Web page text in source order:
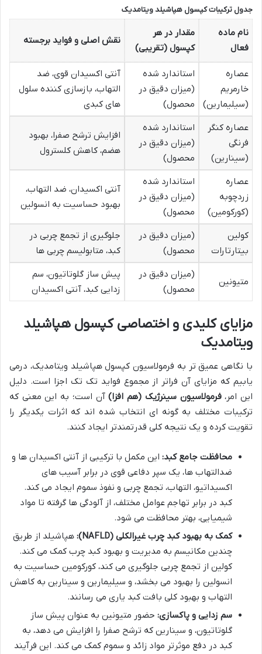
جدول ترکیبات کپسول هپاشیلد ویتامدیک
نام ماده
فعال
مقدار در هر
کپسول (تقریبی)
نقش اصلی و فواید برجسته
عصاره
خارمریم
(سیلیمارین)
استاندارد شده
(میزان دقیق در
محصول)
آنتی اکسیدان قوی، ضد
التهاب، بازسازی کننده سلول
های کبدی
عصاره کنگر
فرنگی
(سینارین)
استاندارد شده
(میزان دقیق در
محصول)
افزایش ترشح صفرا، بهبود
هضم، کاهش کلسترول
عصاره
زردچوبه
(کورکومین)
استاندارد شده
(میزان دقیق در
محصول)
آنتی اکسیدان، ضد التهاب،
بهبود حساسیت به انسولین
کولین
بیتارتارات
(میزان دقیق در
محصول)
جلوگیری از تجمع چربی در
کبد، متابولیسم چربی ها
متیونین
(میزان دقیق در
محصول)
پیش ساز گلوتاتیون، سم
زدایی کبد، آنتی اکسیدان
مزایای کلیدی و اختصاصی کپسول هپاشیلد
ویتامدیک
با نگاهی عمیق تر به فرمولاسیون کپسول هپاشیلد ویتامدیک، درمی
یابیم که مزایای آن فراتر از مجموع فواید تک تک اجزا است. دلیل
این امر،فرمولاسیون سینرژیک (هم افزا)آن است؛ به این معنی که
ترکیبات مختلف به گونه ای انتخاب شده اند که اثرات یکدیگر را
تقویت کرده و یک نتیجه کلی قدرتمندتر ایجاد کنند.
محافظت جامع کبد: این مکمل با ترکیبی از آنتی اکسیدان ها و
ضدالتهاب ها، یک سپر دفاعی قوی در برابر آسیب های
اکسیداتیو، التهاب، تجمع چربی و نفوذ سموم ایجاد می کند.
کبد در برابر تهاجم عوامل مختلف، از آلودگی ها گرفته تا مواد
شیمیایی، بهتر محافظت می شود.
کمک به بهبود کبد چرب غیرالکلی (NAFLD):
هپاشیلد از طریق
چندین مکانیسم به مدیریت و بهبود کبد چرب کمک می کند.
کولین از تجمع چربی جلوگیری می کند، کورکومین حساسیت به
انسولین را بهبود می بخشد، و سیلیمارین و سینارین به کاهش
التهاب و بهبود کلی بافت کبد یاری می رسانند.
سم زدایی و پاکسازی: حضور متیونین به عنوان پیش ساز
گلوتاتیون، و سینارین که ترشح صفرا را افزایش می دهد، به
کبد در دفع موثرتر مواد زائد و سموم کمک می کند. این فرآیند